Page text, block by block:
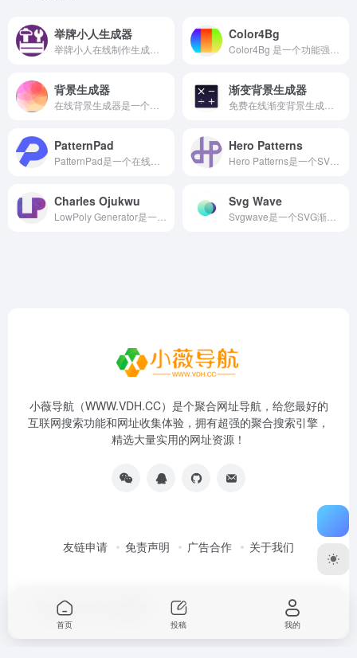
举牌小人生成器 Color4Bg
背景生成器 渐变背景生成器
PatternPad Hero Patterns
Charles Ojukwu Svg Wave
小薇导航（WWW.VDH.CC）是个聚合网址导航，给您最好的
互联网搜索功能和网址收集体验，拥有超强的聚合搜索引擎，
精选大量实用的网址资源！
友链申请 免责声明 广告合作 关于我们
Copyright © 2026
首页 投稿 我的